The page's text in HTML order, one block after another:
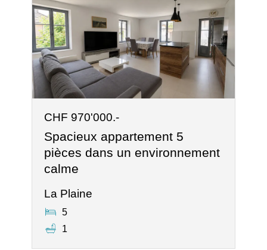
CHF 970'000.-
Spacieux appartement 5
pièces dans un environnement
calme
La Plaine
5
1